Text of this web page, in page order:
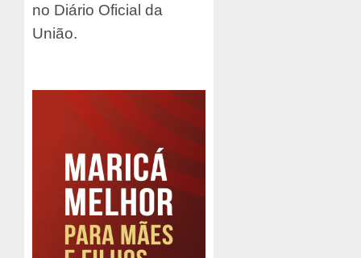
no Diário Oficial da
União.